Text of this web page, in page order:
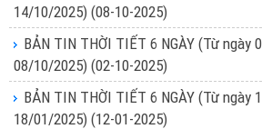
14/10/2025) (08-10-2025)
BẢN TIN THỜI TIẾT 6 NGÀY (Từ ngày
08/10/2025) (02-10-2025)
BẢN TIN THỜI TIẾT 6 NGÀY (Từ ngày
18/01/2025) (12-01-2025)